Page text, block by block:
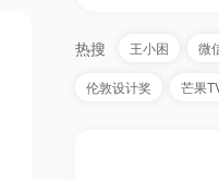
热搜 王小困 微
伦敦设计奖 芒果